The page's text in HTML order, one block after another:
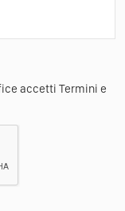
accetti Termini e